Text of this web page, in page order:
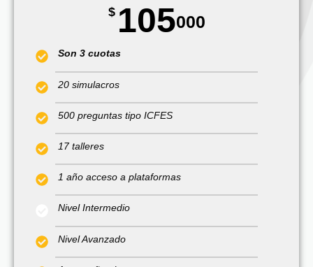
$ 105000
Son 3 cuotas
20 simulacros
500 preguntas tipo ICFES
17 talleres
1 año acceso a plataformas
Nivel Intermedio
Nivel Avanzado